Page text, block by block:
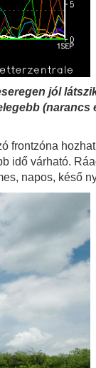
jól
(narancs
frontzóna
idő várható.
napos, késő